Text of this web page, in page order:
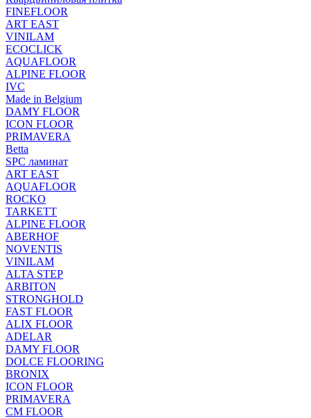
FINEFLOOR
ART EAST
VINILAM
ECOCLICK
AQUAFLOOR
ALPINE FLOOR
IVC
Made in Belgium
DAMY FLOOR
ICON FLOOR
PRIMAVERA
Betta
SPC ламинат
ART EAST
AQUAFLOOR
ROCKO
TARKETT
ALPINE FLOOR
ABERHOF
NOVENTIS
VINILAM
ALTA STEP
ARBITON
STRONGHOLD
FAST FLOOR
ALIX FLOOR
ADELAR
DAMY FLOOR
DOLCE FLOORING
BRONIX
ICON FLOOR
PRIMAVERA
CM FLOOR